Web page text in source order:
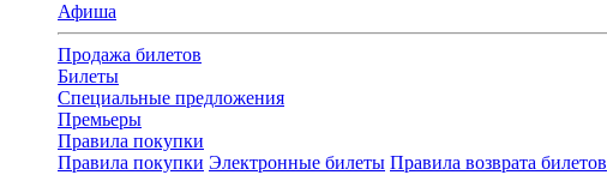
Афиша
Продажа билетов
Билеты
Специальные предложения
Премьеры
Правила покупки
Правила покупки Электронные билеты Правила возврата билетов